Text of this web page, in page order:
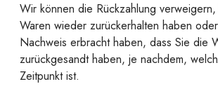
Wir können die Rückzahlung
Waren wieder zurückerhalten haben
Nachweis erbracht haben, dass Sie die
zurückgesandt haben, je nachdem,
Zeitpunkt ist.